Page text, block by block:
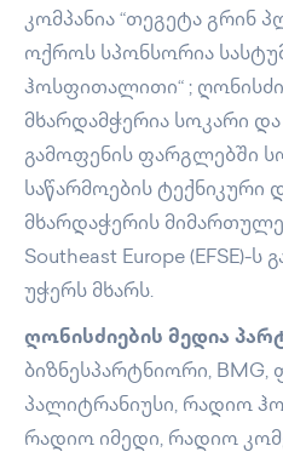
კომპანია “თეგეტა გრინ
ოქროს სპონსორია
ჰოსფითალითი“ ;
მხარდამჭერია სოკარი
გამოფენის ფარგლებში
საწარმოების ტექნიკური
მხარდაჭერის
Southeast Europe (EFSE)-
უჭერს მხარს.
ღონისძიების მედია
ბიზნესპარტნიორი,
პალიტრანიუსი, რადიო
რადიო იმედი, რადიო